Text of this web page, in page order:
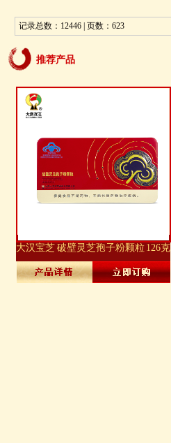
记录总数：12446 | 页数：623
推荐产品
大汉宝芝 破壁灵芝孢子粉颗粒 126克
铁盒装